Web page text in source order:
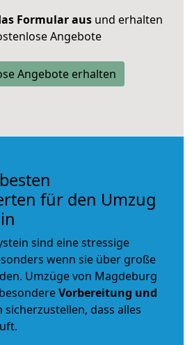
Formular ausund erhalten
Angebote
Angebote erhalten
für den Umzug
sind eine stressige
wenn sie über große
Umzüge von Magdeburg
Vorbereitung und
sicherzustellen, dass alles